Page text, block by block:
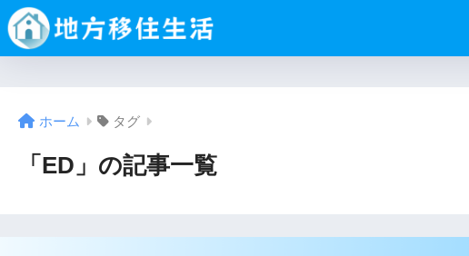
ホーム タグ
「ED」の記事一覧